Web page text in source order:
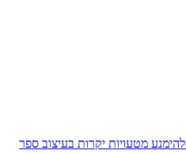
מטעויות יקרות בעיצוב ספר